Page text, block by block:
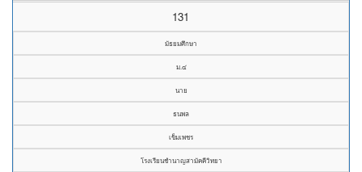
131
มัธยมศึกษา
ม.๔
นาย
ธนพล
เข็มเพชร
โรงเรียนชำนาญสามัคคีวิทยา